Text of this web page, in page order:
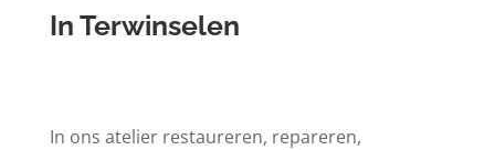
In Terwinselen
In ons atelier restaureren, repareren,